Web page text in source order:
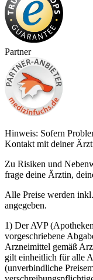
Partner
Hinweis: Sofern
Kontakt mit deiner
Zu Risiken und
frage deine Ärztin,
Alle Preise werden
angegeben.
1) Der AVP
vorgeschriebene
Arzneimittel gemäß
gilt einheitlich für alle
(unverbindliche